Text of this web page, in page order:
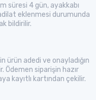
süresi 4 gün, ayakkabı
eklenmesi durumunda
bildirilir.
ürün adedi ve onayladığın
Ödemen siparişin hazır
kayıtlı kartından çekilir.